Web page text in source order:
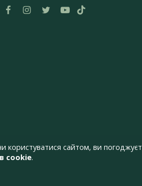
сайтом, ви
cookie.